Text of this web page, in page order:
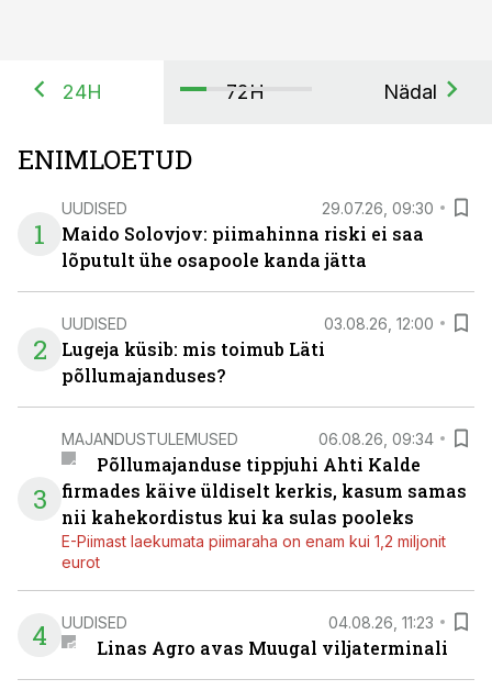
24H 72H Nädal
ENIMLOETUD
1
UUDISED 29.07.26, 09:30
Maido Solovjov: piimahinna riski ei saa
lõputult ühe osapoole kanda jätta
2
UUDISED 03.08.26, 12:00
Lugeja küsib: mis toimub Läti
põllumajanduses?
3
MAJANDUSTULEMUSED 06.08.26, 09:34
Põllumajanduse tippjuhi Ahti Kalde
firmades käive üldiselt kerkis, kasum samas
nii kahekordistus kui ka sulas pooleks
E-Piimast laekumata piimaraha on enam kui 1,2 miljonit
eurot
4 UUDISED 04.08.26, 11:23
Linas Agro avas Muugal viljaterminali